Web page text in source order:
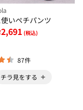
いペチパンツ
2,691 (税込)
87件
チラ見をする